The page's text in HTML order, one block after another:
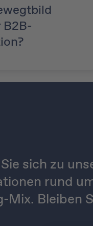
B2B-
sich zu
rund
Mix. Bleiben